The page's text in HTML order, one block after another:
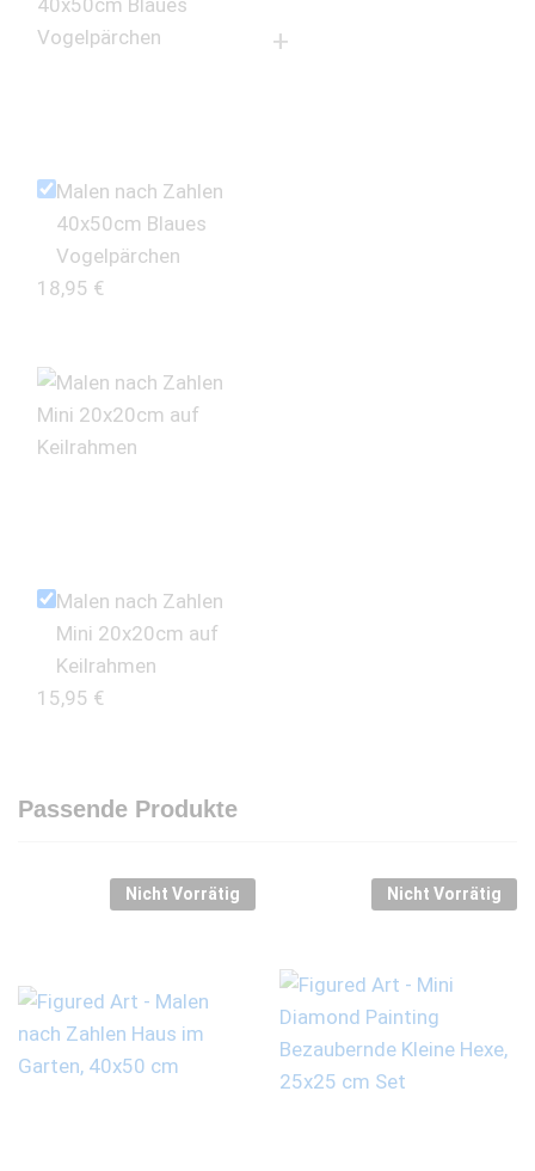
Malen nach Zahlen
40x50cm Blaues
Vogelpärchen
18,95 €
+
Malen nach Zahlen
Mini 20x20cm auf
Keilrahmen
15,95 €
Passende Produkte
Nicht Vorrätig Nicht Vorrätig